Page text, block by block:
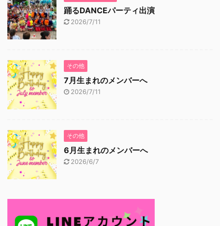
踊るDANCEパーティ出演
2026/7/11
その他
7月生まれのメンバーへ
2026/7/11
その他
6月生まれのメンバーへ
2026/6/7